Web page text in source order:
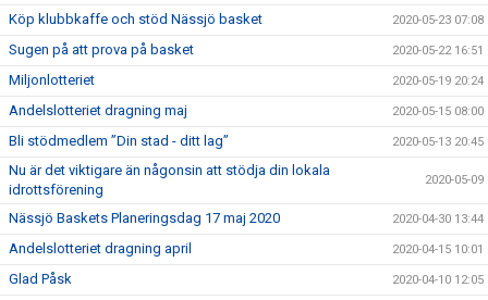
Köp klubbkaffe och stöd Nässjö basket 2020-05-23 07:08
Sugen på att prova på basket 2020-05-22 16:51
Miljonlotteriet 2020-05-19 20:24
Andelslotteriet dragning maj 2020-05-15 08:00
Bli stödmedlem ”Din stad - ditt lag” 2020-05-13 20:45
Nu är det viktigare än någonsin att stödja din lokala
idrottsförening
2020-05-09
Nässjö Baskets Planeringsdag 17 maj 2020 2020-04-30 13:44
Andelslotteriet dragning april 2020-04-15 10:01
Glad Påsk 2020-04-10 12:05